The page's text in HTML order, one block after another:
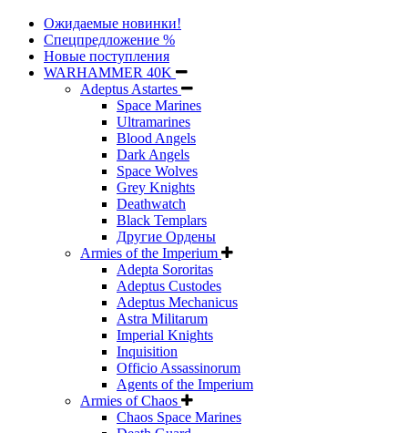
Ожидаемые новинки!
Спецпредложение %
Новые поступления
WARHAMMER 40K
Adeptus Astartes
Space Marines
Ultramarines
Blood Angels
Dark Angels
Space Wolves
Grey Knights
Deathwatch
Black Templars
Другие Ордены
Armies of the Imperium
Adepta Sororitas
Adeptus Custodes
Adeptus Mechanicus
Astra Militarum
Imperial Knights
Inquisition
Officio Assassinorum
Agents of the Imperium
Armies of Chaos
Chaos Space Marines